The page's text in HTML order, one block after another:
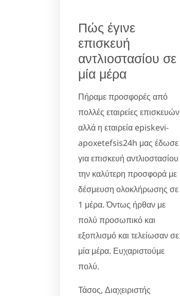
Πώς έγινε
επισκευή
αντλιοστασίου σε
μία μέρα
Πήραμε προσφορές από
πολλές εταιρείες επισκευών
αλλά η εταιρεία episkevi-
apoxetefsis24h μας έδωσε
για επισκευή αντλιοστασίου
την καλύτερη προσφορά με
δέσμευση ολοκλήρωσης σε
1 μέρα. Όντως ήρθαν με
πολύ προσωπικό και
εξοπλισμό και τελείωσαν σε
μία μέρα. Ευχαριστούμε
πολύ.
Τάσος, Διαχειριστής